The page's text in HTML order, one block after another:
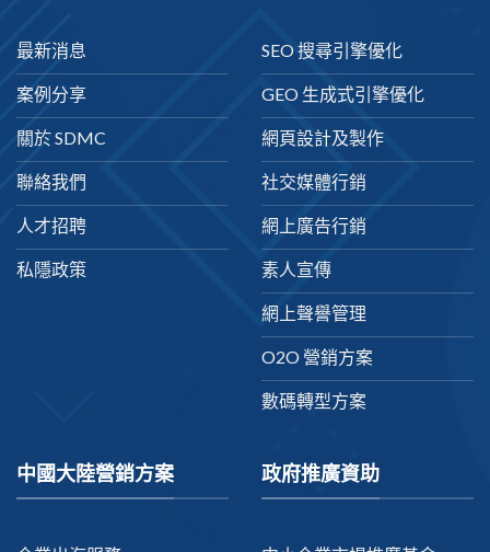
最新消息
案例分享
關於 SDMC
聯絡我們
人才招聘
私隱政策
SEO 搜尋引擎優化
GEO 生成式引擎優化
網頁設計及製作
社交媒體行銷
網上廣告行銷
素人宣傳
網上聲譽管理
O2O 營銷方案
數碼轉型方案
中國大陸營銷方案 政府推廣資助